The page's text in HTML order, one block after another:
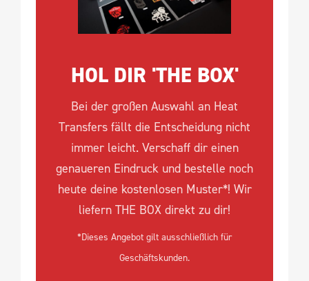
HOL DIR 'THE BOX'
Bei der großen Auswahl an Heat
Transfers fällt die Entscheidung nicht
immer leicht. Verschaff dir einen
genaueren Eindruck und bestelle noch
heute deine kostenlosen Muster*! Wir
liefern THE BOX direkt zu dir!
*Dieses Angebot gilt ausschließlich für
Geschäftskunden.